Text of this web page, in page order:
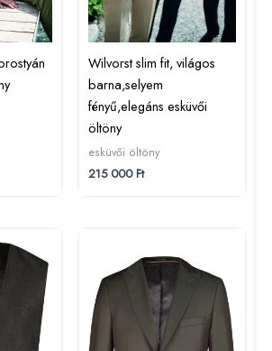
Wilvorst slim fit, világos
barna,selyem
fényű,elegáns esküvői
öltöny
esküvői öltöny
215 000Ft